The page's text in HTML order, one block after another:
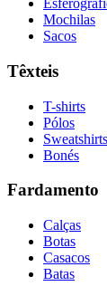
Mochilas
Sacos
Têxteis
T-shirts
Pólos
Sweatshirts
Bonés
Fardamento
Calças
Botas
Casacos
Batas